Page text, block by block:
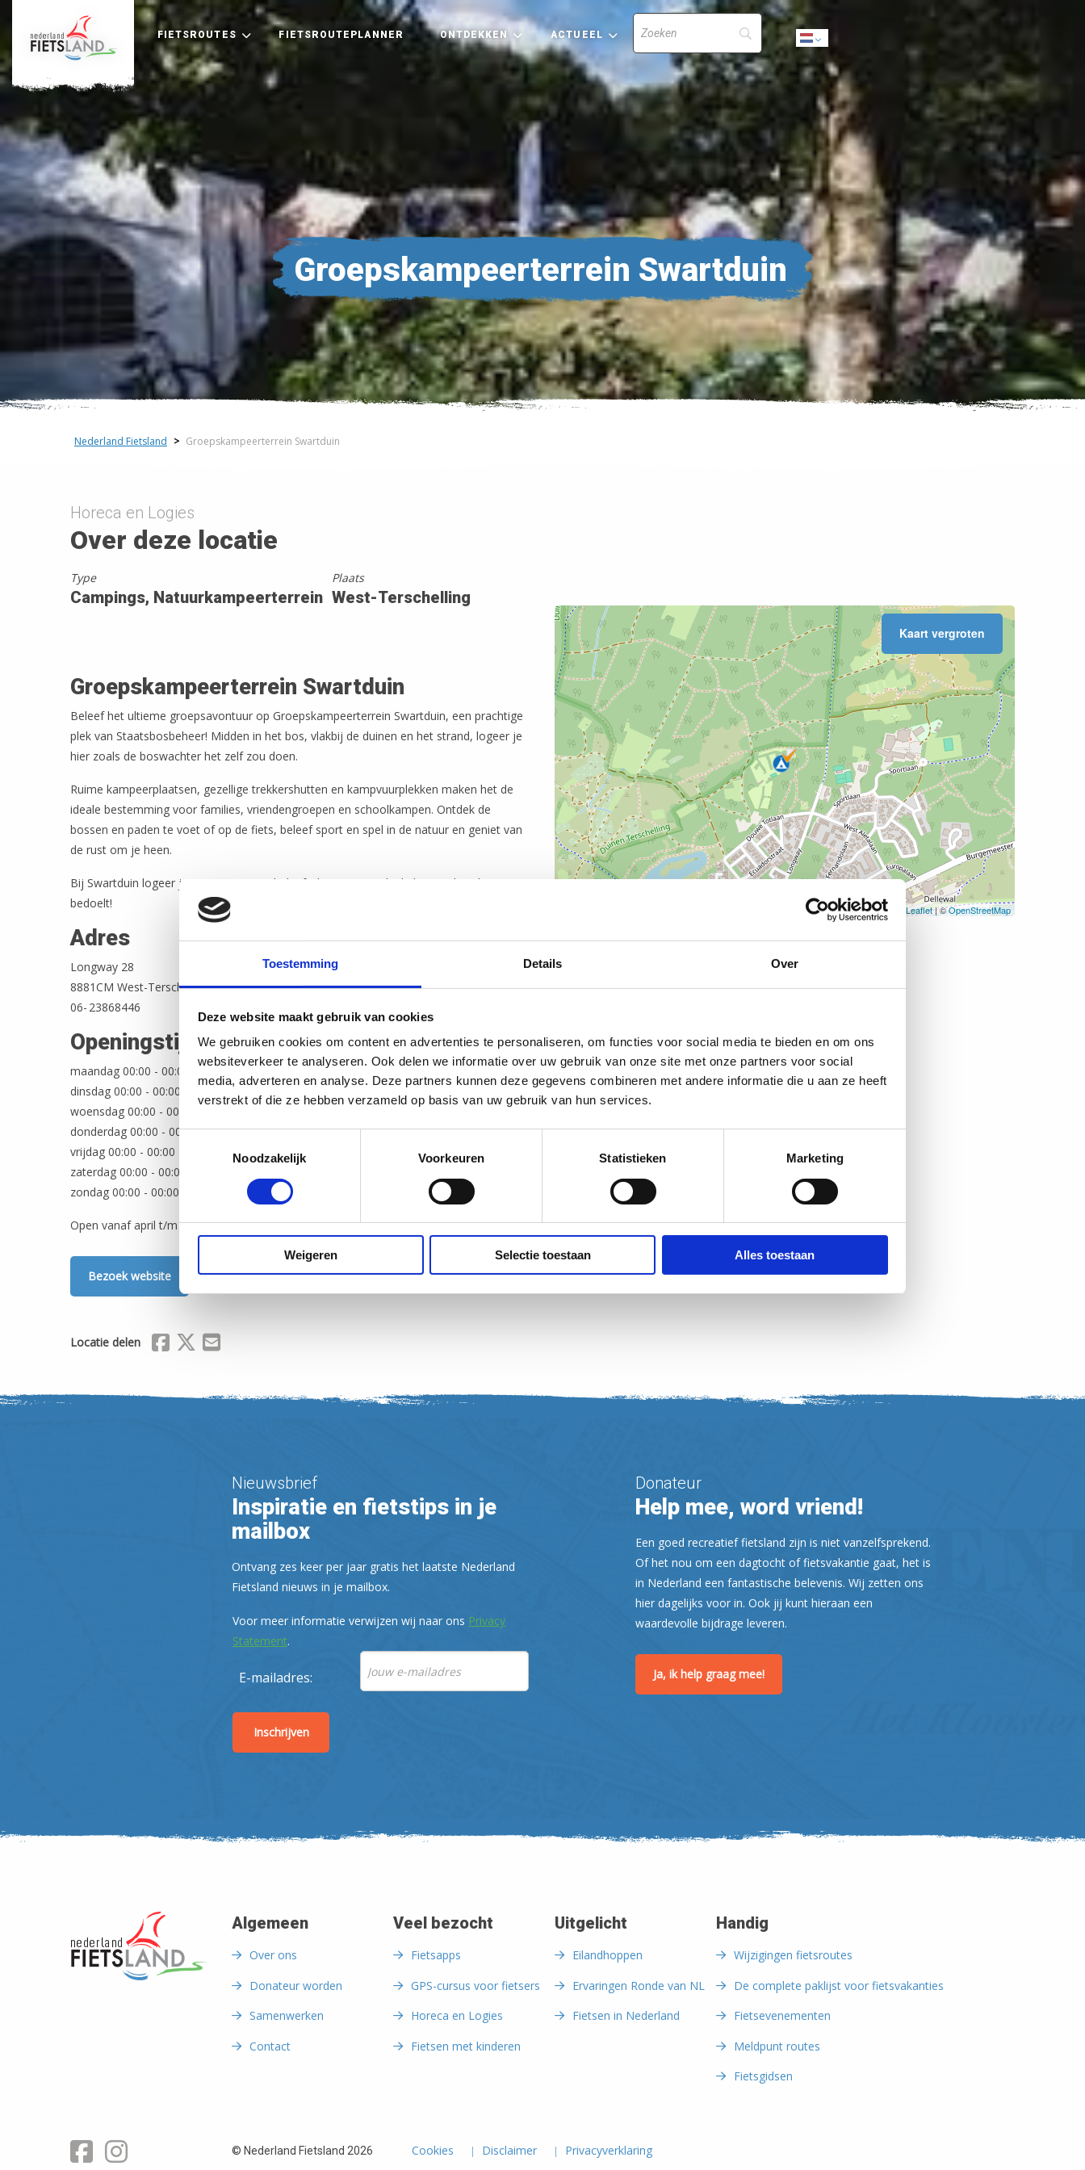
Toestemming Details Over
Deze website maakt gebruik van cookies
We gebruiken cookies om content en advertenties te personaliseren, om functies voor social media te bieden en om ons
websiteverkeer te analyseren. Ook delen we informatie over uw gebruik van onze site met onze partners voor social
media, adverteren en analyse. Deze partners kunnen deze gegevens combineren met andere informatie die u aan ze heeft
verstrekt of die ze hebben verzameld op basis van uw gebruik van hun services.
Toestemmingsselectie
Noodzakelijk
Voorkeuren Statistieken Marketing
Weigeren Selectie toestaan Alles toestaan
FIETSROUTES FIETSROUTEPLANNER ONTDEKKEN ACTUEEL
Dutch
Groepskampeerterrein Swartduin
Nederland Fietsland > Groepskampeerterrein Swartduin
Horeca en Logies
Over deze locatie
Type
Campings, Natuurkampeerterrein
Plaats
West-Terschelling
Groepskampeerterrein Swartduin
Beleef het ultieme groepsavontuur op Groepskampeerterrein Swartduin, een prachtige
plek van Staatsbosbeheer! Midden in het bos, vlakbij de duinen en het strand, logeer je
hier zoals de boswachter het zelf zou doen.
Ruime kampeerplaatsen, gezellige trekkershutten en kampvuurplekken maken het de
ideale bestemming voor families, vriendengroepen en schoolkampen. Ontdek de
bossen en paden te voet of op de fiets, beleef sport en spel in de natuur en geniet van
de rust om je heen.
Bij Swartduin logeer je niet zomaar, je beleeft de natuur zoals de boswachter het
bedoelt!
Adres
Longway 28
8881CM West-Terschelling
06- 23868446
Openingstijden
maandag 00:00 - 00:00
dinsdag 00:00 - 00:00
woensdag 00:00 - 00:00
donderdag 00:00 - 00:00
vrijdag 00:00 - 00:00
zaterdag 00:00 - 00:00
zondag 00:00 - 00:00
Open vanaf april t/m september. Kijk voor actuele informatie op de website.
Bezoek website
Locatie delen Delen via Facebook
Delen via X (Twitter)
Delen via Mail
Kaart vergroten
Leaflet| ©OpenStreetMap
+
−
Nieuwsbrief
Inspiratie en fietstips in je
mailbox
Ontvang zes keer per jaar gratis het laatste Nederland
Fietsland nieuws in je mailbox.
Voor meer informatie verwijzen wij naar ons Privacy
Statement.
E-mailadres:
Donateur
Help mee, word vriend!
Een goed recreatief fietsland zijn is niet vanzelfsprekend.
Of het nou om een dagtocht of fietsvakantie gaat, het is
in Nederland een fantastische belevenis. Wij zetten ons
hier dagelijks voor in. Ook jij kunt hieraan een
waardevolle bijdrage leveren.
Ja, ik help graag mee!
Algemeen
Over ons
Donateur worden
Samenwerken
Contact
Veel bezocht
Fietsapps
GPS-cursus voor fietsers
Horeca en Logies
Fietsen met kinderen
Uitgelicht
Eilandhoppen
Ervaringen Ronde van NL
Fietsen in Nederland
Handig
Wijzigingen fietsroutes
De complete paklijst voor fietsvakanties
Fietsevenementen
Meldpunt routes
Fietsgidsen
© Nederland Fietsland 2026 Cookies Disclaimer Privacyverklaring
Facebook
Instagram